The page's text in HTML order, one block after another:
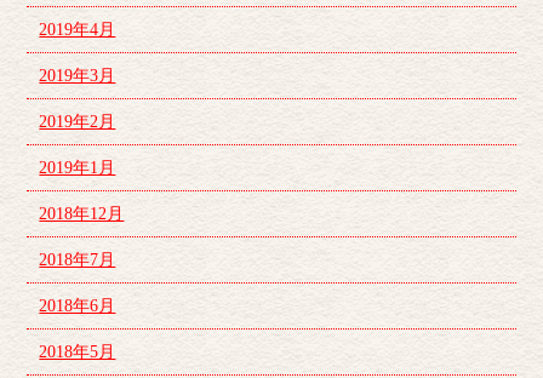
2019年4月
2019年3月
2019年2月
2019年1月
2018年12月
2018年7月
2018年6月
2018年5月